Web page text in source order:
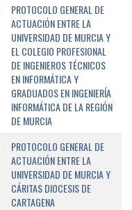
PROTOCOLO GENERAL DE
ACTUACIÓN ENTRE LA
UNIVERSIDAD DE MURCIA Y
EL COLEGIO PROFESIONAL
DE INGENIEROS TÉCNICOS
EN INFORMÁTICA Y
GRADUADOS EN INGENIERÍA
INFORMÁTICA DE LA REGIÓN
DE MURCIA
PROTOCOLO GENERAL DE
ACTUACIÓN ENTRE LA
UNIVERSIDAD DE MURCIA Y
CÁRITAS DIOCESIS DE
CARTAGENA